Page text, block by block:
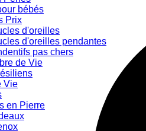
bébés
Prix
d'oreilles
d'oreilles pendantes
pas chers
de Vie
Vie
en Pierre